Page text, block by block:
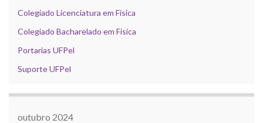
Colegiado Licenciatura em Física
Colegiado Bacharelado em Física
Portarias UFPel
Suporte UFPel
outubro 2024